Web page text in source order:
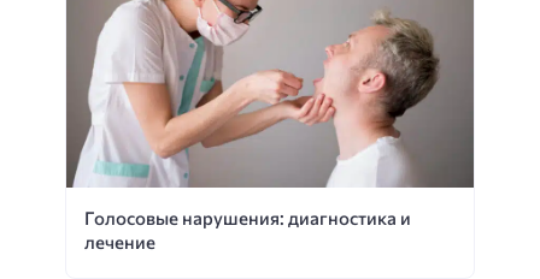
Голосовые нарушения: диагностика и
лечение